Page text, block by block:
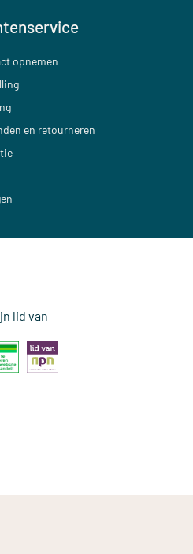
opnemen
en retourneren
lid van